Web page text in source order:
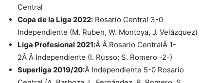
Central
Copa de la Liga 2022: Rosario Central 3-0
Independiente (M. Ruben, W. Montoya, J. Velázquez)
Liga Profesional 2021:Â Â Rosario CentralÂ 1-
2Â Â Independiente (I. Russo; S. Romero -2-)
Superliga 2019/20:Â Independiente 5-0 Rosario